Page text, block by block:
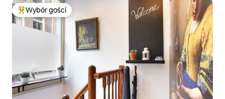
Najpopularniejsze z kategorii Wybór gości
Wybór gości